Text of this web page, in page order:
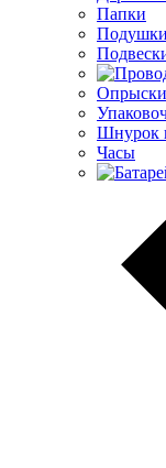
Папки
Подушки
Шнурок
Часы